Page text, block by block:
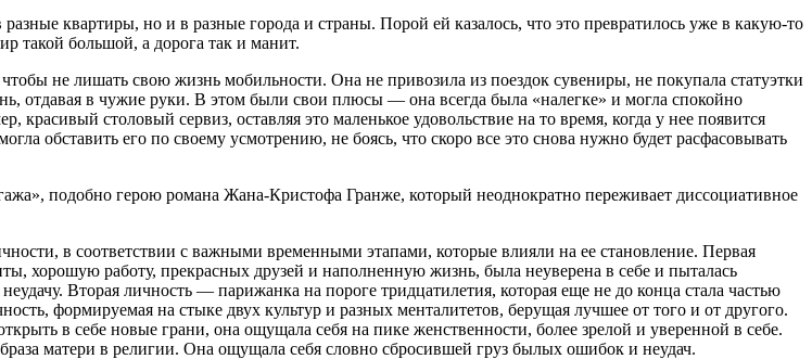
квартиры, но и в разные города и страны. Порой ей казалось, что это превратилось уже в какую-то
такой большой, а дорога так и манит.
не лишать свою жизнь мобильности. Она не привозила из поездок сувениры, не покупала статуэтки
отдавая в чужие руки. В этом были свои плюсы — она всегда была «налегке» и могла спокойно
столовый сервиз, оставляя это маленькое удовольствие на то время, когда у нее появится
обставить его по своему усмотрению, не боясь, что скоро все это снова нужно будет расфасовывать
подобно герою романа Жана-Кристофа Гранже, который неоднократно переживает диссоциативное
в соответствии с важными временными этапами, которые влияли на ее становление. Первая
хорошую работу, прекрасных друзей и наполненную жизнь, была неуверена в себе и пыталась
Вторая личность — парижанка на пороге тридцатилетия, которая еще не до конца стала частью
формируемая на стыке двух культур и разных менталитетов, берущая лучшее от того и от другого.
в себе новые грани, она ощущала себя на пике женственности, более зрелой и уверенной в себе.
матери в религии. Она ощущала себя словно сбросившей груз былых ошибок и неудач.